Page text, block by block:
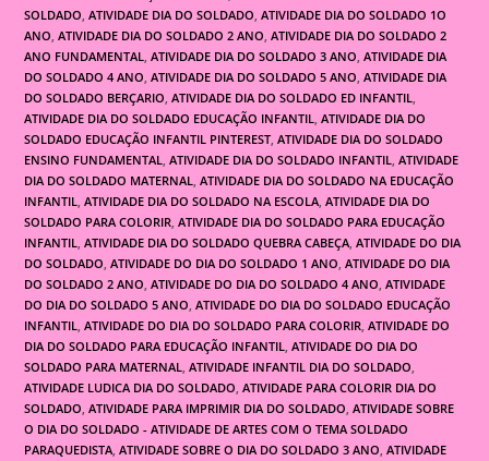
SOLDADO, ATIVIDADE DIA DO SOLDADO, ATIVIDADE DIA DO SOLDADO 1O
ANO, ATIVIDADE DIA DO SOLDADO 2 ANO, ATIVIDADE DIA DO SOLDADO 2
ANO FUNDAMENTAL, ATIVIDADE DIA DO SOLDADO 3 ANO, ATIVIDADE DIA
DO SOLDADO 4 ANO, ATIVIDADE DIA DO SOLDADO 5 ANO, ATIVIDADE DIA
DO SOLDADO BERÇARIO, ATIVIDADE DIA DO SOLDADO ED INFANTIL,
ATIVIDADE DIA DO SOLDADO EDUCAÇÃO INFANTIL, ATIVIDADE DIA DO
SOLDADO EDUCAÇÃO INFANTIL PINTEREST, ATIVIDADE DIA DO SOLDADO
ENSINO FUNDAMENTAL, ATIVIDADE DIA DO SOLDADO INFANTIL, ATIVIDADE
DIA DO SOLDADO MATERNAL, ATIVIDADE DIA DO SOLDADO NA EDUCAÇÃO
INFANTIL, ATIVIDADE DIA DO SOLDADO NA ESCOLA, ATIVIDADE DIA DO
SOLDADO PARA COLORIR, ATIVIDADE DIA DO SOLDADO PARA EDUCAÇÃO
INFANTIL, ATIVIDADE DIA DO SOLDADO QUEBRA CABEÇA, ATIVIDADE DO DIA
DO SOLDADO, ATIVIDADE DO DIA DO SOLDADO 1 ANO, ATIVIDADE DO DIA
DO SOLDADO 2 ANO, ATIVIDADE DO DIA DO SOLDADO 4 ANO, ATIVIDADE
DO DIA DO SOLDADO 5 ANO, ATIVIDADE DO DIA DO SOLDADO EDUCAÇÃO
INFANTIL, ATIVIDADE DO DIA DO SOLDADO PARA COLORIR, ATIVIDADE DO
DIA DO SOLDADO PARA EDUCAÇÃO INFANTIL, ATIVIDADE DO DIA DO
SOLDADO PARA MATERNAL, ATIVIDADE INFANTIL DIA DO SOLDADO,
ATIVIDADE LUDICA DIA DO SOLDADO, ATIVIDADE PARA COLORIR DIA DO
SOLDADO, ATIVIDADE PARA IMPRIMIR DIA DO SOLDADO, ATIVIDADE SOBRE
O DIA DO SOLDADO - ATIVIDADE DE ARTES COM O TEMA SOLDADO
PARAQUEDISTA, ATIVIDADE SOBRE O DIA DO SOLDADO 3 ANO, ATIVIDADE